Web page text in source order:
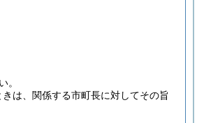
。
は、関係する市町長に対してその旨